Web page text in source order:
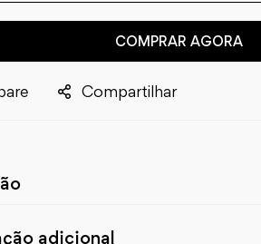
COMPRAR AGORA
Compartilhar
adicional